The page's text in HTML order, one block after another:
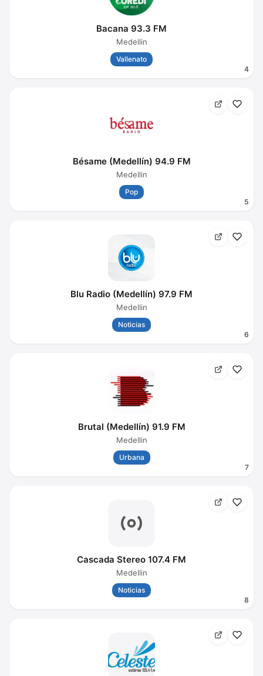
4
Bacana 93.3 FM
Medellin
Vallenato
5
Bésame (Medellín) 94.9 FM
Medellin
Pop
6
Blu Radio (Medellín) 97.9 FM
Medellin
Noticias
7
Brutal (Medellín) 91.9 FM
Medellin
Urbana
8
Cascada Stereo 107.4 FM
Medellin
Noticias